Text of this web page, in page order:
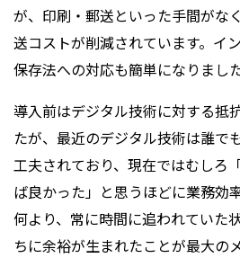
が、印刷・郵送といった手間がな
送コストが削減されています。イ
保存法への対応も簡単になりました
導入前はデジタル技術に対する抵
たが、最近のデジタル技術は誰で
工夫されており、現在ではむしろ
ば良かった」と思うほどに業務効
何より、常に時間に追われていた
ちに余裕が生まれたことが最大の